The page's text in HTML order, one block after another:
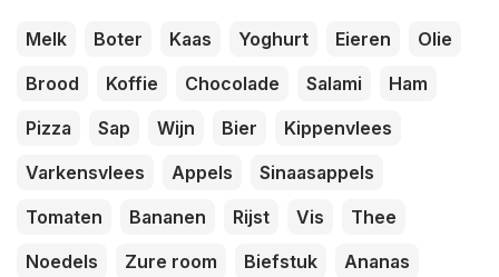
Melk Boter Kaas Yoghurt Eieren
Olie
Brood
Koffie Chocolade Salami
Ham
Pizza
Sap Wijn Bier
Kippenvlees
Varkensvlees
Appels
Sinaasappels
Tomaten
Bananen Rijst Vis
Thee
Noedels
Zure room Biefstuk
Ananas